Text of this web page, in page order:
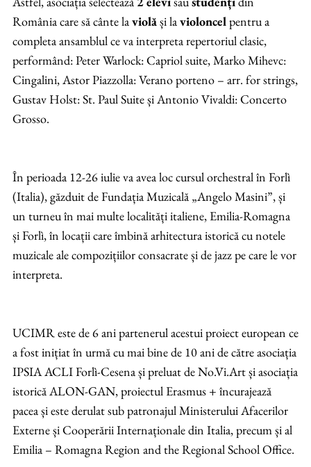
România care să cânte laviolăși lavioloncelpentru a
completa ansamblul ce va interpreta repertoriul clasic,
performând: Peter Warlock: Capriol suite, Marko Mihevc:
Cingalini, Astor Piazzolla: Verano porteno – arr. for strings,
Gustav Holst: St. Paul Suite și Antonio Vivaldi: Concerto
Grosso.
În perioada 12-26 iulie va avea loc cursul orchestral în Forlì
(Italia), găzduit de Fundația Muzicală „Angelo Masini”, și
un turneu în mai multe localități italiene, Emilia-Romagna
și Forlì, în locații care îmbină arhitectura istorică cu notele
muzicale ale compozițiilor consacrate și de jazz pe care le vor
interpreta.
UCIMR este de 6 ani partenerul acestui proiect european ce
a fost inițiat în urmă cu mai bine de 10 ani de către asociația
IPSIA ACLI Forlì-Cesena și preluat de No.Vi.Art și asociația
istorică ALON-GAN, proiectul Erasmus + încurajează
pacea și este derulat sub patronajul Ministerului Afacerilor
Externe și Cooperării Internaționale din Italia, precum și al
Emilia – Romagna Region and the Regional School Office.